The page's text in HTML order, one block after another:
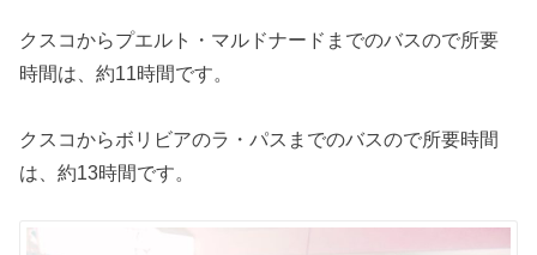
クスコからプエルト・マルドナードまでのバスので所要
時間は、約11時間です。
クスコからボリビアのラ・パスまでのバスので所要時間
は、約13時間です。